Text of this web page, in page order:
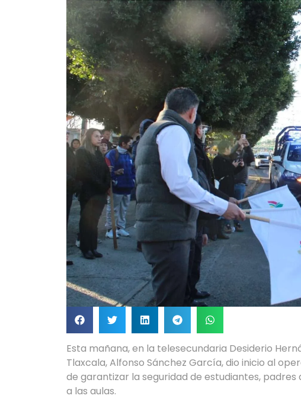
Esta mañana, en la telesecundaria Desiderio
Tlaxcala, Alfonso Sánchez García, dio inicio al
de garantizar la seguridad de estudiantes,
a las aulas.